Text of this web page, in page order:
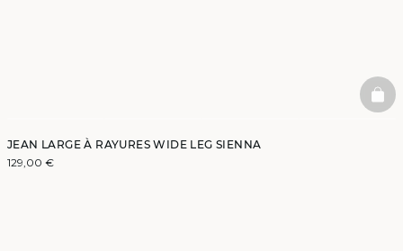
JEAN LARGE À RAYURES WIDE LEG SIENNA
129,00 €